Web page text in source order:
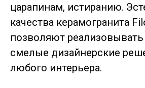
царапинам, истиранию.
качества керамогранита
позволяют
смелые дизайнерские
любого интерьера.